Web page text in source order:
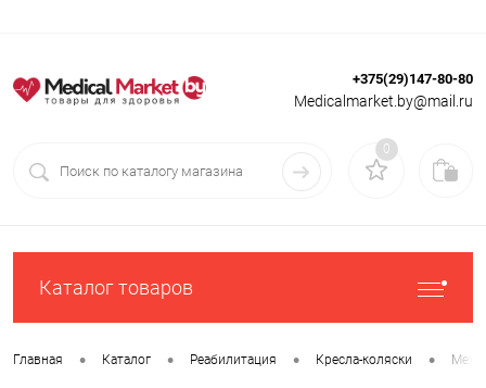
Вход Регистрация
+375(29)147-80-80
Medicalmarket.by@mail.ru
0
Каталог товаров
Главная • Каталог • Реабилитация • Кресла-коляски •